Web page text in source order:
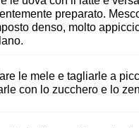
preparato.
denso, molto
le mele e tagliarle a
con lo zucchero e lo